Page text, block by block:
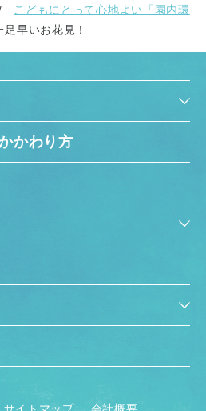
こどもにとって心地よい「園内環
足早いお花見！
かわり方
サイトマップ 会社概要